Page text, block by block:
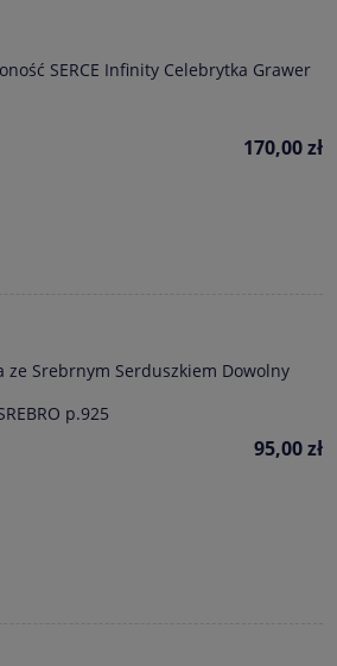
SERCE Infinity Celebrytka Grawer
170,00 zł
ze Srebrnym Serduszkiem Dowolny
p.925
95,00 zł